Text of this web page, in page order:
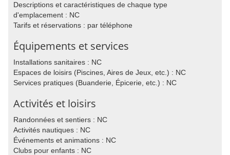
Descriptions et caractéristiques de chaque type
d'emplacement : NC
Tarifs et réservations : par téléphone
Équipements et services
Installations sanitaires : NC
Espaces de loisirs (Piscines, Aires de Jeux, etc.) : NC
Services pratiques (Buanderie, Épicerie, etc.) : NC
Activités et loisirs
Randonnées et sentiers : NC
Activités nautiques : NC
Événements et animations : NC
Clubs pour enfants : NC